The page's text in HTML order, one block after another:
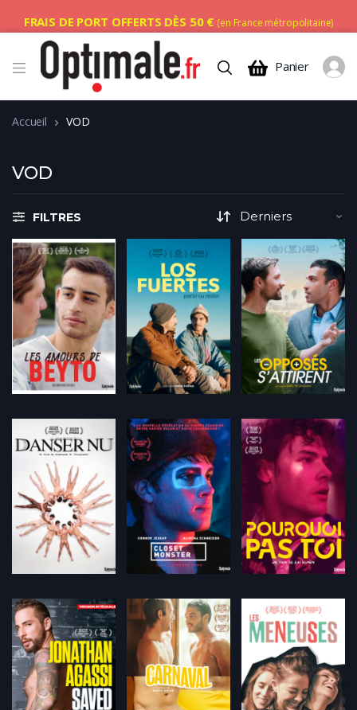
FRAIS DE PORT OFFERTS DÈS 50 € (en France métropolitaine)
Panier
Accueil VOD
VOD
FILTRES